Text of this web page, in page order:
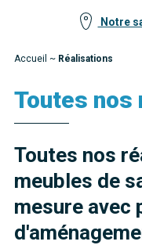
Notre
Accueil ~ Réalisations
Toutes
Toutes nos
meubles de
mesure avec